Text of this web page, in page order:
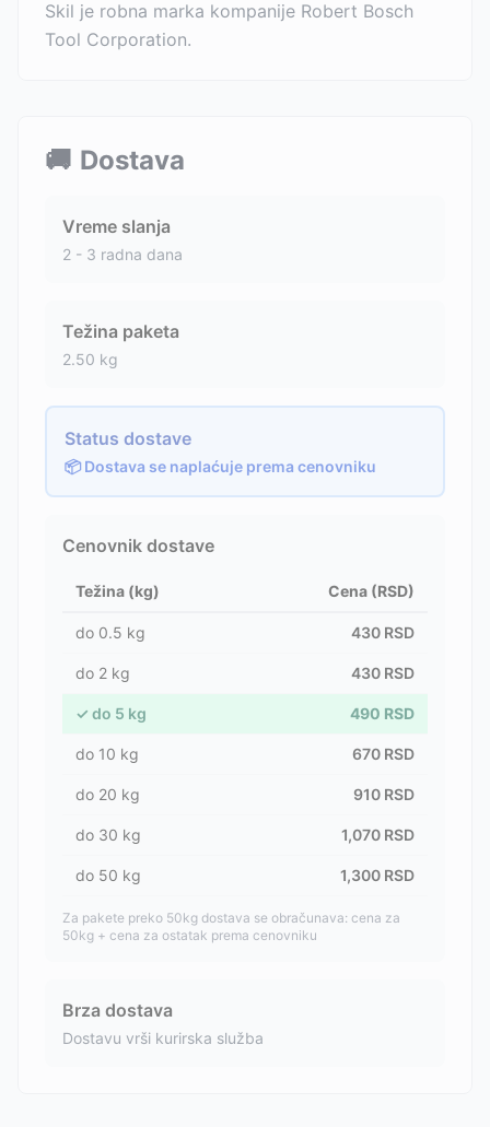
Skil je robna marka kompanije Robert Bosch
Tool Corporation.
🚚 Dostava
Vreme slanja
2 - 3 radna dana
Težina paketa
2.50 kg
Status dostave
📦 Dostava se naplaćuje prema cenovniku
Cenovnik dostave
Težina (kg) Cena (RSD)
do 0.5 kg 430 RSD
do 2 kg 430 RSD
✓ do 5 kg 490 RSD
do 10 kg 670 RSD
do 20 kg 910 RSD
do 30 kg 1,070 RSD
do 50 kg 1,300 RSD
Za pakete preko 50kg dostava se obračunava: cena za
50kg + cena za ostatak prema cenovniku
Brza dostava
Dostavu vrši kurirska služba